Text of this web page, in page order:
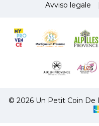
Avviso legale |
© 2026 Un Petit Coin De